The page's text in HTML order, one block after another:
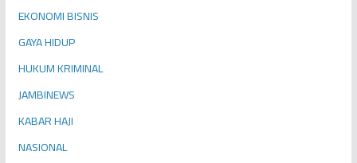
EKONOMI BISNIS
GAYA HIDUP
HUKUM KRIMINAL
JAMBINEWS
KABAR HAJI
NASIONAL